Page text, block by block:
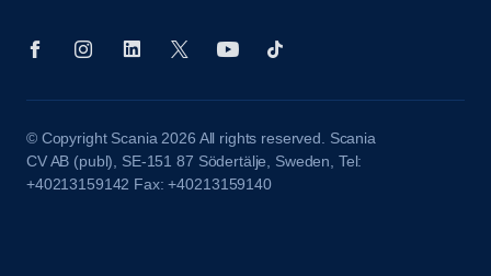
© Copyright Scania 2026 All rights reserved. Scania
CV AB (publ), SE-151 87 Södertälje, Sweden, Tel:
+40213159142 Fax: +40213159140